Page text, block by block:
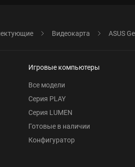
Видеокарта ASUS
Игровые компьютеры
Все модели
Серия PLAY
Серия LUMEN
Готовые в наличии
Конфигуратор